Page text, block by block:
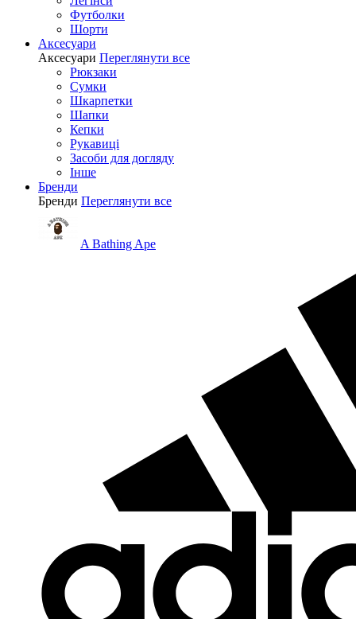
Футболки
Шорти
Аксесуари
Аксесуари Переглянути все
Рюкзаки
Сумки
Шкарпетки
Шапки
Кепки
Рукавиці
Засоби для догляду
Інше
Бренди
Бренди Переглянути все
A Bathing Ape